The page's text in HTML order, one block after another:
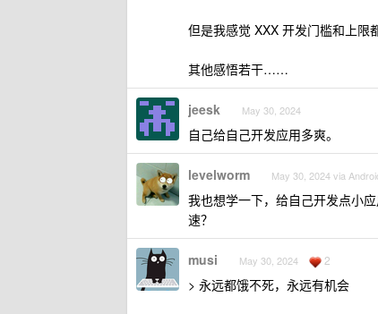
但是我感觉 XXX 开发门槛和上限
其他感悟若干……
jeesk May 30, 2024
自己给自己开发应用多爽。
levelworm May 30, 2024 via
我也想学一下，给自己开发点小
速？
musi May 30, 2024 2
> 永远都饿不死，永远有机会